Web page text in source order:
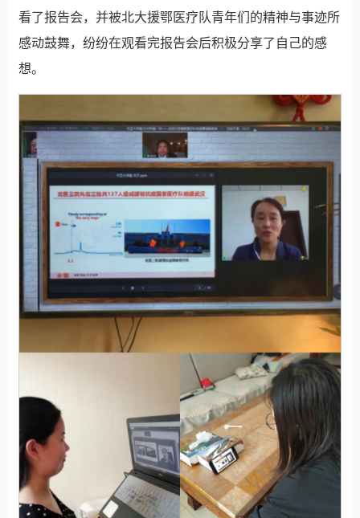
看了报告会，并被北大援鄂医疗队青年们的精神与事迹所
感动鼓舞，纷纷在观看完报告会后积极分享了自己的感
想。